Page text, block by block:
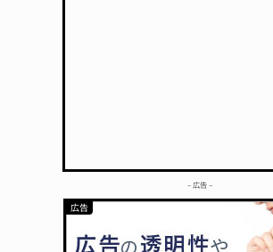
– 広告 –